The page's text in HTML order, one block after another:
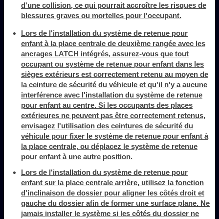
d'une collision, ce qui pourrait accroître les risques de
blessures graves ou mortelles pour l'occupant.
Lors de l'installation du système de retenue pour
enfant à la place centrale de deuxième rangée avec les
ancrages LATCH intégrés, assurez-vous que tout
occupant ou système de retenue pour enfant dans les
sièges extérieurs est correctement retenu au moyen de
la ceinture de sécurité du véhicule et qu'il n'y a aucune
interférence avec l'installation du système de retenue
pour enfant au centre. Si les occupants des places
extérieures ne peuvent pas être correctement retenus,
envisagez l'utilisation des ceintures de sécurité du
véhicule pour fixer le système de retenue pour enfant à
la place centrale, ou déplacez le système de retenue
pour enfant à une autre position.
Lors de l'installation du système de retenue pour
enfant sur la place centrale arrière, utilisez la fonction
d'inclinaison de dossier pour aligner les côtés droit et
gauche du dossier afin de former une surface plane. Ne
jamais installer le système si les côtés du dossier ne